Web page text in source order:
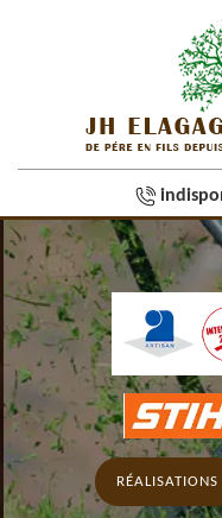
RÉALISATIONS